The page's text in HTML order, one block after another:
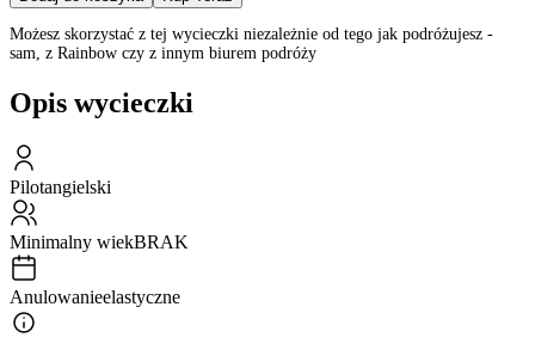
Możesz skorzystać z tej wycieczki niezależnie od tego jak podróżujesz -
sam, z Rainbow czy z innym biurem podróży
Opis wycieczki
Pilotangielski
Minimalny wiekBRAK
Anulowanieelastyczne